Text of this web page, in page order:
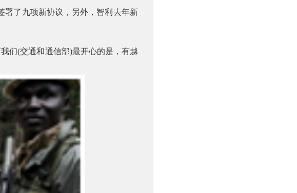
署了九项新协议，另外，智利去年新
们(交通和通信部)最开心的是，有越